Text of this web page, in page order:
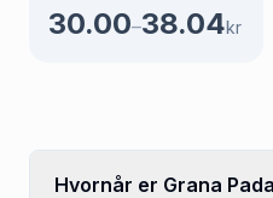
30.00–38.04kr
Hvornår er Grana